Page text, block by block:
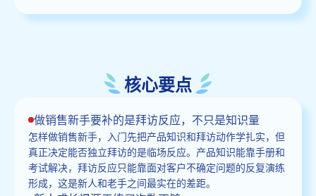
核心要点
做销售新手要补的是拜访反应，不只是知识量
怎样做销售新手，入门先把产品知识和拜访动作学扎实，但
真正决定能否独立拜访的是临场反应。产品知识能靠手册和
考试解决，拜访反应只能靠面对客户不确定问题的反复演练
形成，这是新人和老手之间最实在的差距。